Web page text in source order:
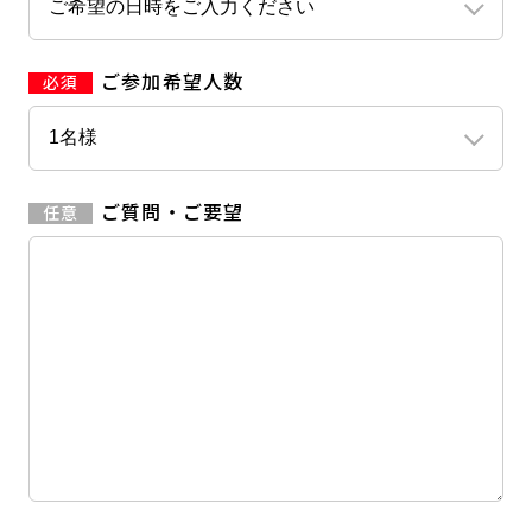
ご参加希望人数
ご質問・ご要望